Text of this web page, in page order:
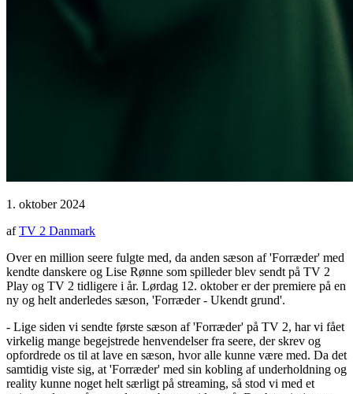
1. oktober 2024
afTV 2 Danmark
Over en million seere fulgte med, da anden sæson af 'Forræder' med
kendte danskere og Lise Rønne som spilleder blev sendt på TV 2
Play og TV 2 tidligere i år. Lørdag 12. oktober er der premiere på en
ny og helt anderledes sæson, 'Forræder - Ukendt grund'.
- Lige siden vi sendte første sæson af 'Forræder' på TV 2, har vi fået
virkelig mange begejstrede henvendelser fra seere, der skrev og
opfordrede os til at lave en sæson, hvor alle kunne være med. Da det
samtidig viste sig, at 'Forræder' med sin kobling af underholdning og
reality kunne noget helt særligt på streaming, så stod vi med et